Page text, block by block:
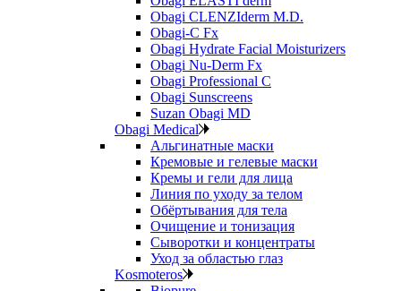
Obagi CLENZIderm M.D.
Obagi-C Fx
Obagi Hydrate Facial Moisturizers
Obagi Nu-Derm Fx
Obagi Professional C
Obagi Sunscreens
Suzan Obagi MD
Obagi Medical
Альгинатные маски
Кремовые и гелевые маски
Кремы и гели для лица
Линия по уходу за телом
Обёртывания для тела
Очищение и тонизация
Сыворотки и концентраты
Уход за областью глаз
Kosmoteros